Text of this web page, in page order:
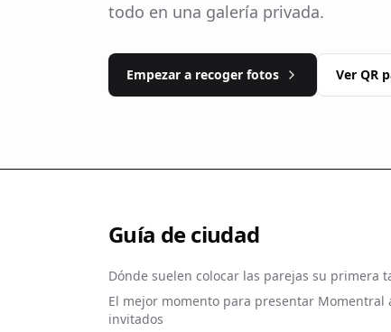
todo en una galería privada.
Empezar a recoger fotos Ver QR
Guía de ciudad
Dónde suelen colocar las parejas su primera
El mejor momento para presentar Momentral
invitados